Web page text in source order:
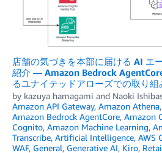
店舗の気づきを本部に届ける AI エ
紹介 — Amazon Bedrock
るユナイテッドアローズでの取り組
by kazuya hamagami and Naoki
Amazon API Gateway, Amazon Athena,
Amazon Bedrock AgentCore, Amazon
Cognito, Amazon Machine Learning,
Transcribe, Artificial Intelligence, AWS
WAF, General, Generative AI, Kiro,